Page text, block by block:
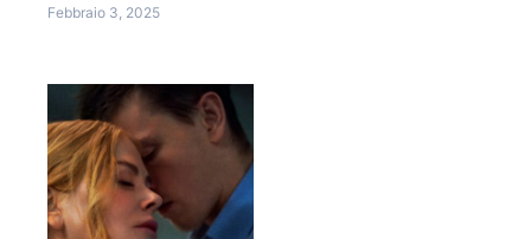
Febbraio 3, 2025